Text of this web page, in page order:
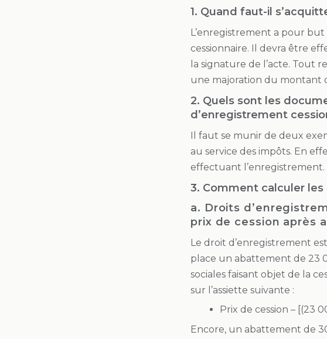
1. Quand faut-il
L’enregistrement a pour
cessionnaire. Il devra être
la signature de l’acte. Tout
une majoration du montant
2. Quels sont les
d’enregistrement
Il faut se munir de deux
au service des impôts. En
effectuant
3. Comment calculer
a. Droits
prix de cession après
Le droit d’enregistrement
place un abattement de 23
sociales faisant objet de la
sur l’assiette suivante :
Prix de cession – [(23
Encore, un abattement de